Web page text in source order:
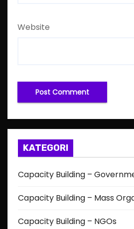
Website
KATEGORI
Capacity Building –
Capacity Building – Mass
Capacity Building – NGOs